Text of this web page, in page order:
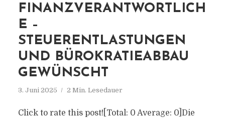
FINANZVERANTWORTLICH
E –
STEUERENTLASTUNGEN
UND BÜROKRATIEABBAU
GEWÜNSCHT
3. Juni 2025 2 Min. Lesedauer
Click to rate this post![Total: 0 Average: 0]Die